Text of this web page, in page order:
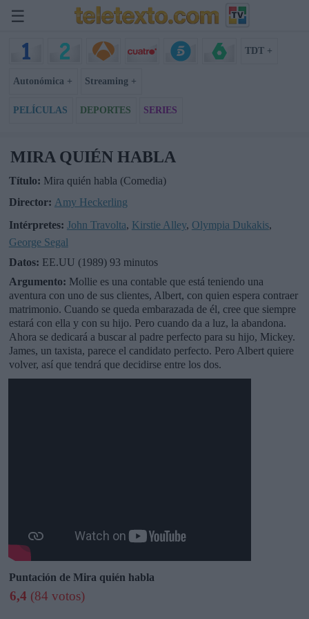
☰
TDT +
Autonómica + Streaming +
PELÍCULAS DEPORTES SERIES
MIRA QUIÉN HABLA
Título: Mira quién habla (Comedia)
Director: Amy Heckerling
Intérpretes: John Travolta, Kirstie Alley, Olympia Dukakis,
George Segal
Datos: EE.UU (1989) 93 minutos
Argumento: Mollie es una contable que está teniendo una
aventura con uno de sus clientes, Albert, con quien espera contraer
matrimonio. Cuando se queda embarazada de él, cree que siempre
estará con ella y con su hijo. Pero cuando da a luz, la abandona.
Ahora se dedicará a buscar al padre perfecto para su hijo, Mickey.
James, un taxista, parece el candidato perfecto. Pero Albert quiere
volver, así que tendrá que decidirse entre los dos.
Puntación de Mira quién habla
6,4 (84 votos)